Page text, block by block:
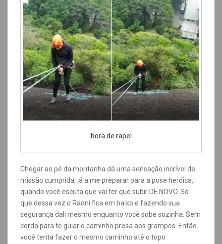
bora de rapel
Chegar ao pé da montanha dá uma sensação incrível de
missão cumprida, já a me preparar para a pose heróica,
quando você escuta que vai ter que subir DE NOVO. Só
que dessa vez o Raoni fica em baixo e fazendo sua
segurança dali mesmo enquanto você sobe sozinha. Sem
corda para te guiar o caminho presa aos grampos. Então
você tenta fazer o mesmo caminho até o topo